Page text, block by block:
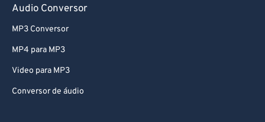
Audio Conversor
MP3 Conversor
MP4 para MP3
Video para MP3
Conversor de áudio